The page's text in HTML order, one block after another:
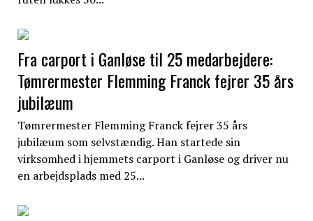
Fra carport i Ganløse til 25 medarbejdere:
Tømrermester Flemming Franck fejrer 35 års
jubilæum
Tømrermester Flemming Franck fejrer 35 års
jubilæum som selvstændig. Han startede sin
virksomhed i hjemmets carport i Ganløse og driver nu
en arbejdsplads med 25...